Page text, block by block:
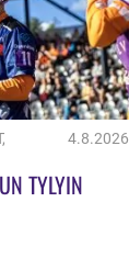
,
4.8.2026
TYLYIN